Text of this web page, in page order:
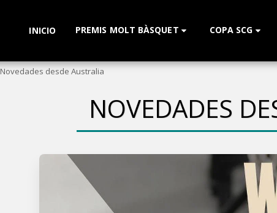
INICIO PREMIS MOLT BÀSQUET COPA SCG
Novedades desde Australia
NOVEDADES